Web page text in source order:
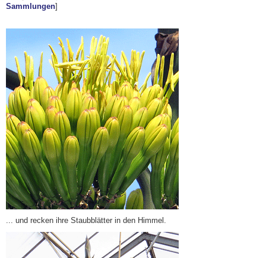
Sammlungen]
... und recken ihre Staubblätter in den Himmel.